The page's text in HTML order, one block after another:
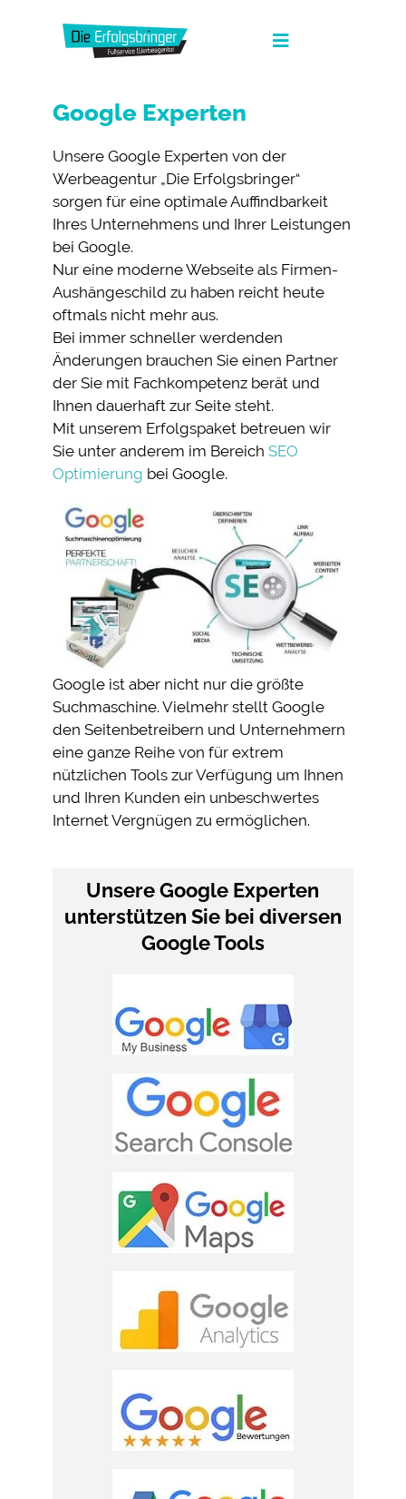
Toggle
Die Erfolgsbringer
News
FAQ
Werbeagentur Jobs
Kontakt
Suche
nach:
Fullservice Marketing in Deiner Sprache
Google Experten
Unsere Google Experten von der
Werbeagentur „Die Erfolgsbringer“
sorgen für eine optimale Auffindbarkeit
Ihres Unternehmens und Ihrer Leistungen
bei Google.
Nur eine moderne Webseite als Firmen-
Aushängeschild zu haben reicht heute
oftmals nicht mehr aus.
Bei immer schneller werdenden
Änderungen brauchen Sie einen Partner
der Sie mit Fachkompetenz berät und
Ihnen dauerhaft zur Seite steht.
Mit unserem Erfolgspaket betreuen wir
Sie unter anderem im BereichSEO
Optimierung bei Google.
Google ist aber nicht nur die größte
Suchmaschine. Vielmehr stellt Google
den Seitenbetreibern und Unternehmern
eine ganze Reihe von für extrem
nützlichen Tools zur Verfügung um Ihnen
und Ihren Kunden ein unbeschwertes
Internet Vergnügen zu ermöglichen.
Unsere Google Experten
unterstützen Sie bei diversen
Google Tools